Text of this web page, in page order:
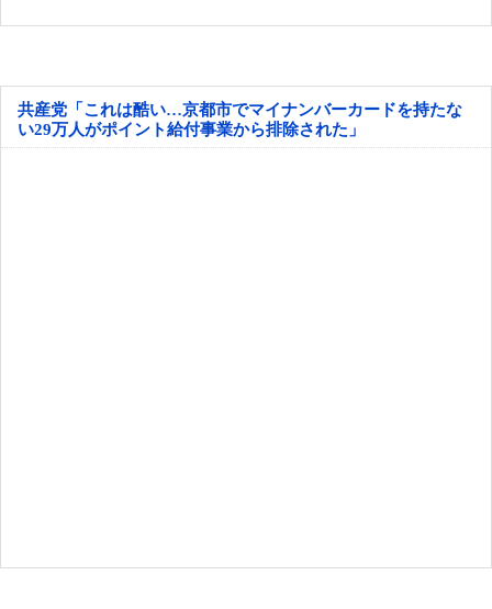
共産党「これは酷い…京都市でマイナンバーカードを持たな
い29万人がポイント給付事業から排除された」